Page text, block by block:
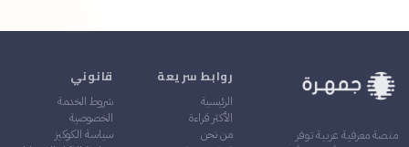
منصة معرفية عربية توفر
روابط سريعة
الرئيسية
الأكثر قراءة
من نحن
قانوني
شروط الخدمة
الخصوصية
سياسة الكوكيز